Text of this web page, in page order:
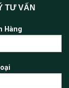
TƯ VẤN
Hàng